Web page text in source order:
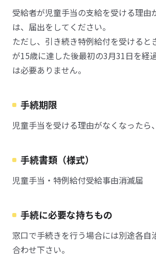
受給者が児童手当の支給を受ける理由
は、届出をしてください。
ただし、引き続き特例給付を受けると
が15歳に達した後最初の3月31日を経
は必要ありません。
手続期限
児童手当を受ける理由がなくなったら
手続書類（様式）
児童手当・特例給付受給事由消滅届
手続に必要な持ちもの
窓口で手続きを行う場合には別途各自
合わせ下さい。